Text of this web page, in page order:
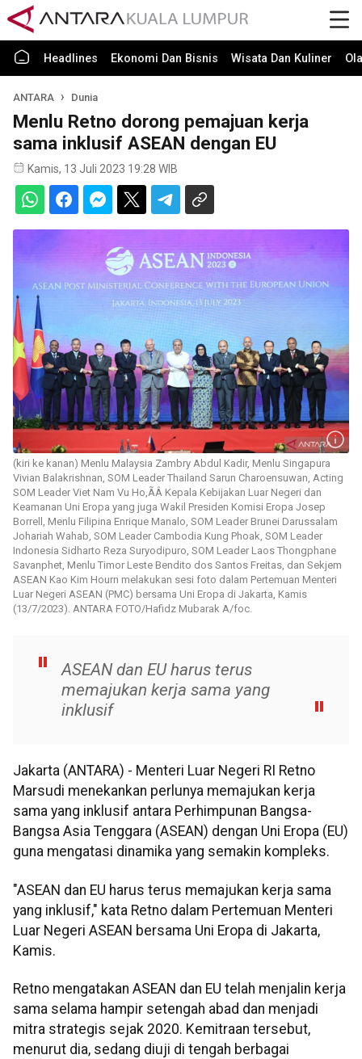
Headlines Ekonomi Dan Bisnis Wisata Dan Kuliner
ANTARA Dunia
Menlu Retno dorong pemajuan kerja
sama inklusif ASEAN dengan EU
Kamis, 13 Juli 2023 19:28 WIB
(kiri ke kanan) Menlu Malaysia Zambry Abdul Kadir, Menlu Singapura
Vivian Balakrishnan, SOM Leader Thailand Sarun Charoensuwan, Acting
SOM Leader Viet Nam Vu Ho,ÃÂ Kepala Kebijakan Luar Negeri dan
Keamanan Uni Eropa yang juga Wakil Presiden Komisi Eropa Josep
Borrell, Menlu Filipina Enrique Manalo, SOM Leader Brunei Darussalam
Johariah Wahab, SOM Leader Cambodia Kung Phoak, SOM Leader
Indonesia Sidharto Reza Suryodipuro, SOM Leader Laos Thongphane
Savanphet, Menlu Timor Leste Bendito dos Santos Freitas, dan Sekjem
ASEAN Kao Kim Hourn melakukan sesi foto dalam Pertemuan Menteri
Luar Negeri ASEAN (PMC) bersama Uni Eropa di Jakarta, Kamis
(13/7/2023). ANTARA FOTO/Hafidz Mubarak A/foc.
ASEAN dan EU harus terus
memajukan kerja sama yang
inklusif
Jakarta (ANTARA) - Menteri Luar Negeri RI Retno
Marsudi menekankan perlunya memajukan kerja
sama yang inklusif antara Perhimpunan Bangsa-
Bangsa Asia Tenggara (ASEAN) dengan Uni Eropa (EU)
guna mengatasi dinamika yang semakin kompleks.
"ASEAN dan EU harus terus memajukan kerja sama
yang inklusif," kata Retno dalam Pertemuan Menteri
Luar Negeri ASEAN bersama Uni Eropa di Jakarta,
Kamis.
Retno mengatakan ASEAN dan EU telah menjalin kerja
sama selama hampir setengah abad dan menjadi
mitra strategis sejak 2020. Kemitraan tersebut,
menurut dia, sedang diuji di tengah berbagai